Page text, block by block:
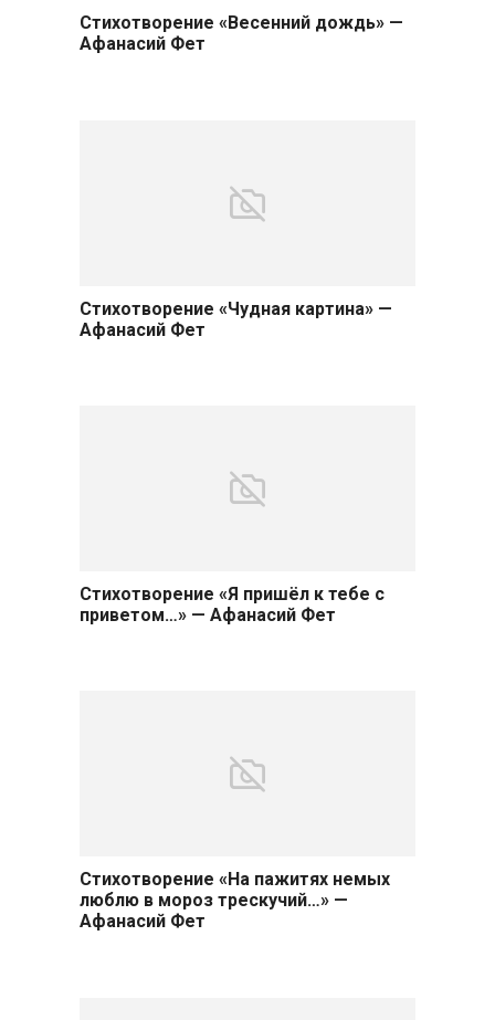
Стихотворение «Весенний дождь» —
Афанасий Фет
Стихотворение «Чудная картина» —
Афанасий Фет
Стихотворение «Я пришёл к тебе с
приветом…» — Афанасий Фет
Стихотворение «На пажитях немых
люблю в мороз трескучий…» —
Афанасий Фет